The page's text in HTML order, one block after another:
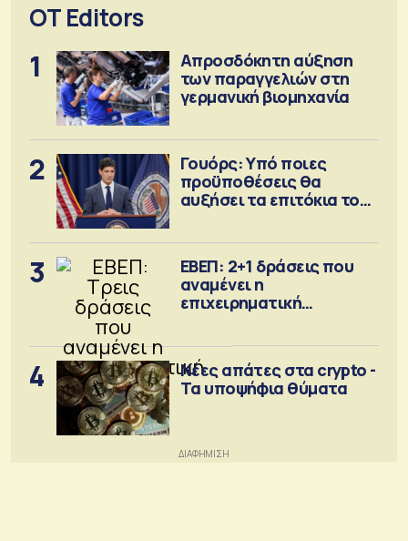
OT Editors
1
Απροσδόκητη αύξηση
των παραγγελιών στη
γερμανική βιομηχανία
2
Γουόρς: Υπό ποιες
προϋποθέσεις θα
αυξήσει τα επιτόκια τον
3
ΕΒΕΠ: 2+1 δράσεις που
αναμένει η
επιχειρηματική
4
Νέες απάτες στα crypto -
Τα υποψήφια θύματα